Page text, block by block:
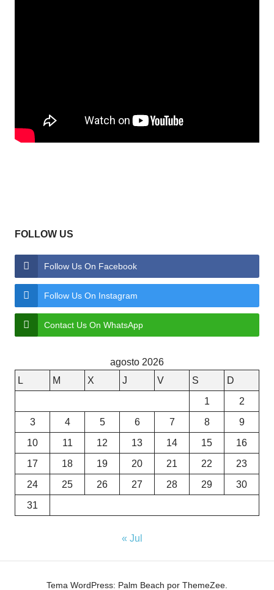
FOLLOW US
Follow Us On Facebook
Follow Us On Instagram
Contact Us On WhatsApp
agosto 2026
L
M X J V S
D
1
2
3
4 5 6 7 8
9
10
11 12 13 14 15
16
17
18 19 20 21 22
23
24
25 26 27 28 29
30
31
« Jul
Tema WordPress: Palm Beach por ThemeZee.